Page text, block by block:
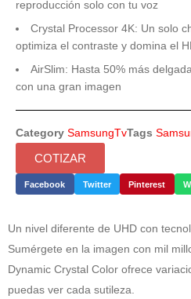
reproducción solo con tu voz
Crystal Processor 4K: Un solo
optimiza el contraste y domina el
AirSlim: Hasta 50% más
con una gran imagen
Category SamsungTvTags
COTIZAR
Facebook Twitter Pinterest
Un nivel diferente de UHD con
Sumérgete en la imagen con mil
Dynamic Crystal Color ofrece
puedas ver cada sutileza.